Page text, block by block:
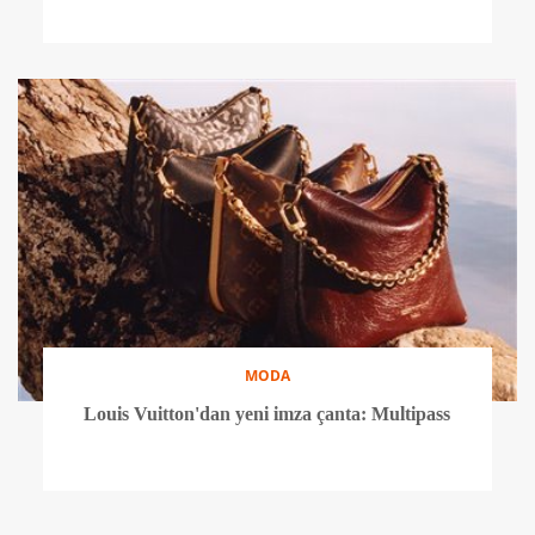
MODA
Louis Vuitton'dan yeni imza çanta: Multipass